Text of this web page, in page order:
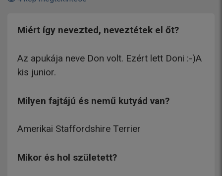
Miért így nevezted, neveztétek el őt?
Az apukája neve Don volt. Ezért lett Doni :-)A
kis junior.
Milyen fajtájú és nemű kutyád van?
Amerikai Staffordshire Terrier
Mikor és hol született?